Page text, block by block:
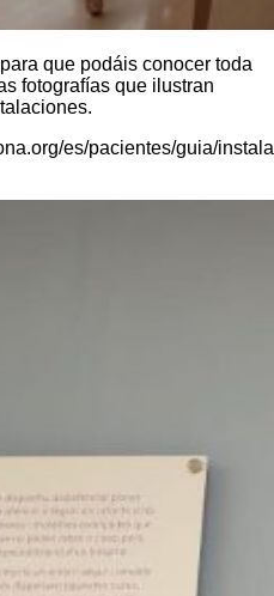
que podáis conocer toda
fotografías que ilustran
es/pacientes/guia/